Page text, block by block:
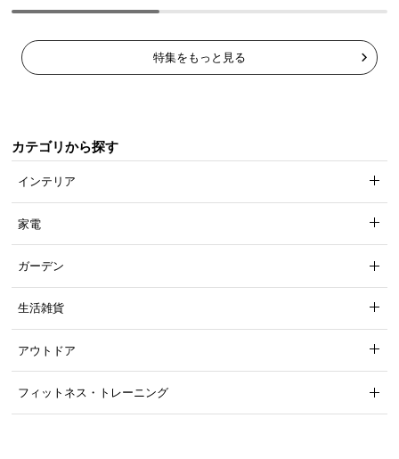
特集をもっと見る
カテゴリから探す
インテリア
家電
ガーデン
生活雑貨
アウトドア
フィットネス・トレーニング